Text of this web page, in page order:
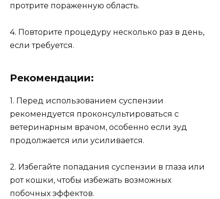
протрите пораженную область.
4. Повторите процедуру несколько раз в день,
если требуется.
Рекомендации:
1. Перед использованием суспензии
рекомендуется проконсультироваться с
ветеринарным врачом, особенно если зуд
продолжается или усиливается.
2. Избегайте попадания суспензии в глаза или
рот кошки, чтобы избежать возможных
побочных эффектов.